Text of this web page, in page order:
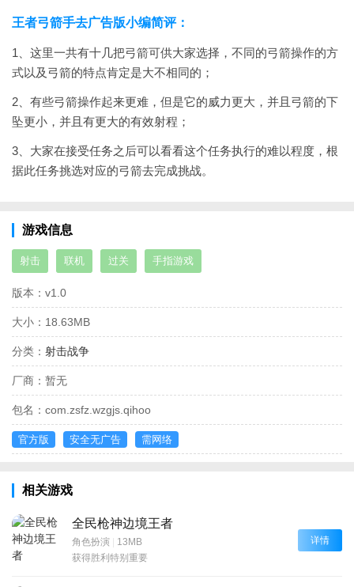
王者弓箭手去广告版小编简评：
1、这里一共有十几把弓箭可供大家选择，不同的弓箭操作的方
式以及弓箭的特点肯定是大不相同的；
2、有些弓箭操作起来更难，但是它的威力更大，并且弓箭的下
坠更小，并且有更大的有效射程；
3、大家在接受任务之后可以看看这个任务执行的难以程度，根
据此任务挑选对应的弓箭去完成挑战。
游戏信息
射击 联机 过关 手指游戏
版本： v1.0
大小： 18.63MB
分类： 射击战争
厂商： 暂无
包名： com.zsfz.wzgjs.qihoo
官方版 安全无广告 需网络
相关游戏
全民枪神边境王者
角色扮演 | 13MB
获得胜利特别重要
详情